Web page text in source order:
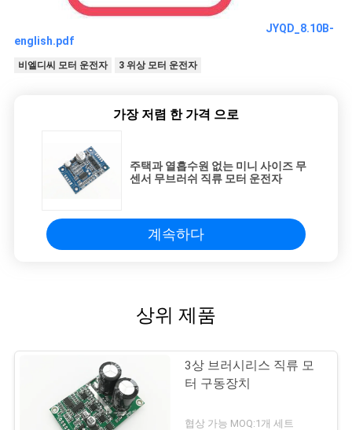
JYQD_8.10B-
english.pdf
비엘디씨 모터 운전자 3 위상 모터 운전자
가장 저렴 한 가격 으로
주택과 열흡수원 없는 미니 사이즈 무
센서 무브러쉬 직류 모터 운전자
계속하다
상위 제품
3상 브러시리스 직류 모
터 구동장치
협상 가능 MOQ:1개 세트